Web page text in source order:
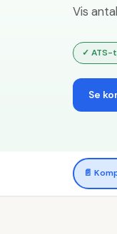
Vis
✓ ATS-
Se
📄